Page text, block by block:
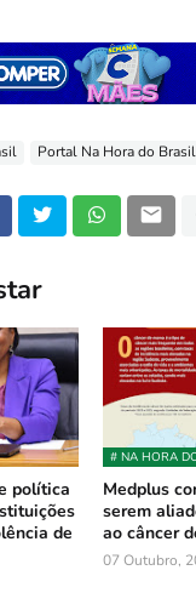
Portal Na Hora do Brasil
política
de
# NA HORA
Medplus
serem
ao câncer
07 Outubro,